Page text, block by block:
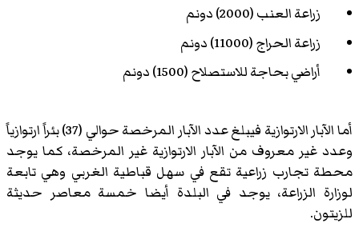
زراعة العنب (2000) دونم
زراعة الحراج (11000) دونم
أراضي بحاجة للاستصلاح (1500) دونم
أما الآبار الارتوازية فيبلغ عدد الآبار المرخصة حوالي (37) بئراً ارتوازياً
وعدد غير معروف من الآبار الارتوازية غير المرخصة، كما يوجد
محطة تجارب زراعية تقع في سهل قباطية الغربي وهي تابعة
لوزارة الزراعة، يوجد في البلدة أيضا خمسة معاصر حديثة
للزيتون.